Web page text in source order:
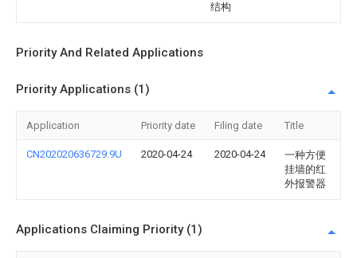
结构
Priority And Related Applications
Priority Applications (1)
Application Priority date Filing date Title
CN202020636729.9U 2020-04-24 2020-04-24
一种方便
挂墙的红
外报警器
Applications Claiming Priority (1)